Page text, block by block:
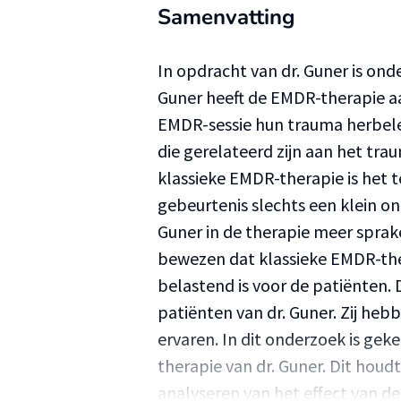
Samenvatting
In opdracht van dr. Guner is
Guner heeft de EMDR-therapie
EMDR-sessie hun trauma
die gerelateerd zijn aan het
klassieke EMDR-therapie is
gebeurtenis slechts een klein
Guner in de therapie meer
bewezen dat klassieke EMDR-
belastend is voor de
patiënten van dr. Guner. Zij
ervaren. In dit onderzoek is
therapie van dr. Guner. Dit
analyseren van het effect van